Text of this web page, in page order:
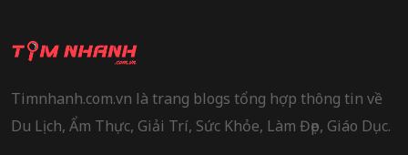
Timnhanh.com.vn là trang blogs tổng hợp thông tin về
Du Lịch, Ẩm Thực, Giải Trí, Sức Khỏe, Làm Đẹp, Giáo Dục.